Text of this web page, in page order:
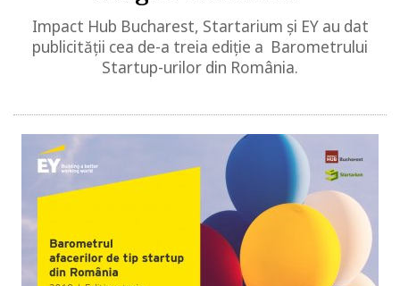
Impact Hub Bucharest, Startarium și EY au dat
publicității cea de-a treia ediție a Barometrului
Startup-urilor din România.